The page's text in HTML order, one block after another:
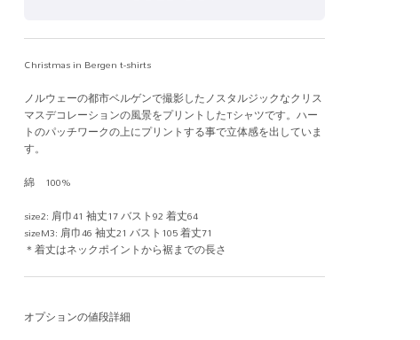
Christmas in Bergen t-shirts
ノルウェーの都市ベルゲンで撮影したノスタルジックなクリス
マスデコレーションの風景をプリントしたTシャツです。ハー
トのパッチワークの上にプリントする事で立体感を出していま
す。
綿 100%
size2: 肩巾41 袖丈17 バスト92 着丈64
sizeM3: 肩巾46 袖丈21 バスト105 着丈71
＊着丈はネックポイントから裾までの長さ
オプションの値段詳細